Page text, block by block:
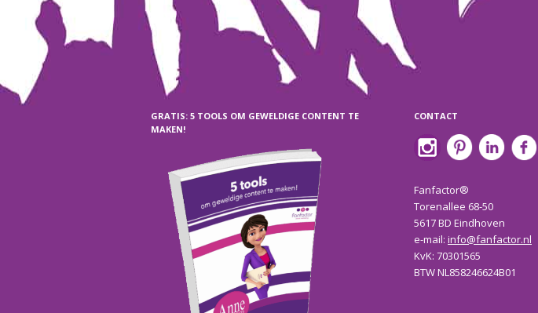
GRATIS: 5 TOOLS OM GEWELDIGE CONTENT TE
MAKEN!
CONTACT
Fanfactor®
Torenallee 68-50
5617 BD Eindhoven
e-mail: info@fanfactor.nl
KvK: 70301565
BTW NL858246624B01